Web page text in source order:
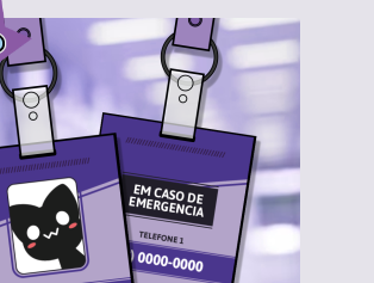
As
opções
podem
ser
escolhidas
na
página
do